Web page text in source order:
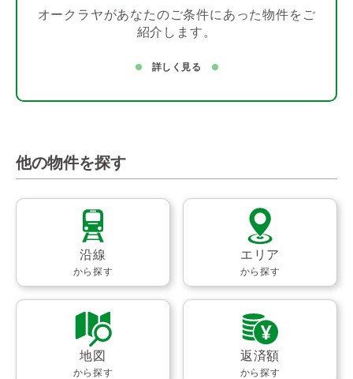
オークラヤがあなたのご条件にあった物件をご
紹介します。
詳しく見る
他の物件を探す
沿線
から探す
エリア
から探す
地図
から探す
返済額
から探す